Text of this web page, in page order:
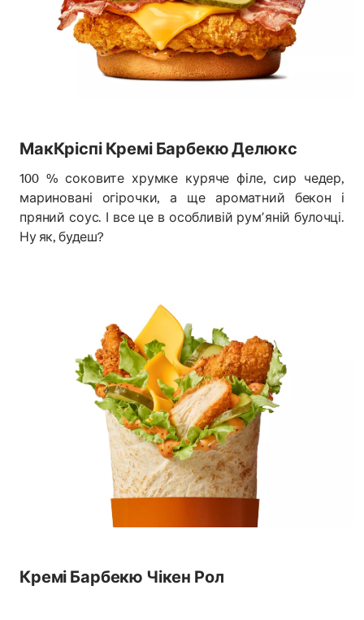
МакКріспі Кремі Барбекю Делюкс
100 % соковите хрумке куряче філе, сир чедер,
мариновані огірочки, а ще ароматний бекон і
пряний соус. І все це в особливій румʼяній булочці.
Ну як, будеш?
Кремі Барбекю Чікен Рол